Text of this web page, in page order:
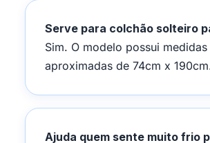
Serve para colchão solteiro
Sim. O modelo possui medidas
aproximadas de 74cm x
Ajuda quem sente muito frio